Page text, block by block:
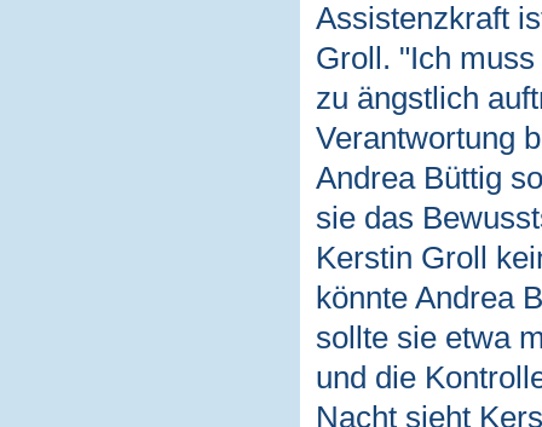
Assistenzkraft
Groll. "Ich
zu ängstlich
Verantwortung
Andrea Büttig
sie das
Kerstin Groll
könnte Andrea
sollte sie etwa
und die
Nacht sieht